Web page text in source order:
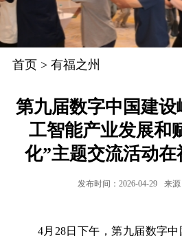
首页> 有福之州
第九届数字中国建设
工智能产业发展和
化”主题交流活动
发布时间：2026-04-29 来源
4月28日下午，第九届数字